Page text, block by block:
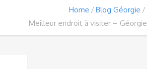
Home
Blog Géorgie
Meilleur endroit à visiter – Géorgie